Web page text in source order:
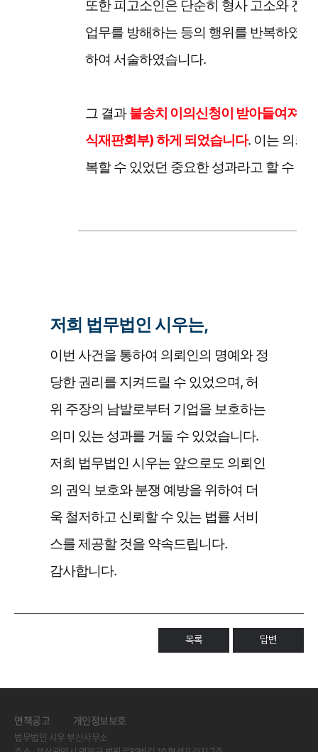
또한 피고소인은 단순히 형사 고소와 진
업무를 방해하는 등의 행위를 반복하였
하여 서술하였습니다.
그 결과불송치 이의신청이 받아들여져
식재판회부) 하게 되었습니다. 이는 의뢰
복할 수 있었던 중요한 성과라고 할 수 있
저희 법무법인 시우는,
이번 사건을 통하여 의뢰인의 명예와 정
당한 권리를 지켜드릴 수 있었으며, 허
위 주장의 남발로부터 기업을 보호하는
의미 있는 성과를 거둘 수 있었습니다.
저희 법무법인 시우는 앞으로도 의뢰인
의 권익 보호와 분쟁 예방을 위하여 더
욱 철저하고 신뢰할 수 있는 법률 서비
스를 제공할 것을 약속드립니다.
감사합니다.
목록 답변
법무법인 시우 부산사무소
면책공고 개인정보보호